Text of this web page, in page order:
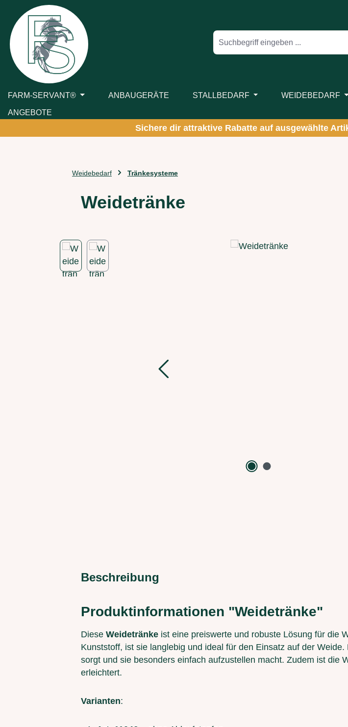
Hauptinhalt springen
Zur Suche springen
Zur Hauptnavigation springen
FARM-SERVANT® ANBAUGERÄTE STALLBEDARF WEIDEBEDARF
ANGEBOTE
Sichere dir attraktive Rabatte auf ausgewählte
Weidebedarf Tränkesysteme
Weidetränke
Bildergalerie überspringen
Beschreibung
Produktinformationen "Weidetränke"
Diese Weidetränke ist eine preiswerte und robuste Lösung für die
Kunststoff, ist sie langlebig und ideal für den Einsatz auf der
sorgt und sie besonders einfach aufzustellen macht. Zudem ist die
erleichtert.
Varianten: